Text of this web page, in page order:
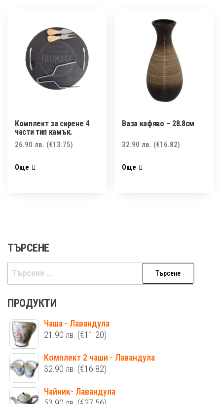
Комплект за сирене 4
части тип камък.
26.90 лв. (€13.75)
Още
Ваза кафяво – 28.8см
32.90лв. (€16.82)
Още
ТЪРСЕНЕ
Търсене
за:
ПРОДУКТИ
Чаша - Лавандула
21.90 лв. (€11.20)
Комплект 2 чаши - Лавандула
32.90 лв. (€16.82)
Чайник- Лавандула